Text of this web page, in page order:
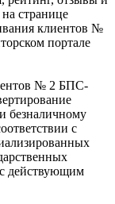
странице
клиентов №
портале
№ 2 БПС-
безналичному
с
действующим